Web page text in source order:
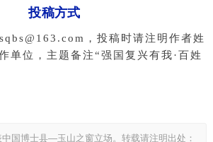
投稿方式
@ 163 .com，投稿时请注明作者姓
单位，主题备注“强国复兴有我·百姓
国博士县—玉山之窗立场。转载请注明出处：